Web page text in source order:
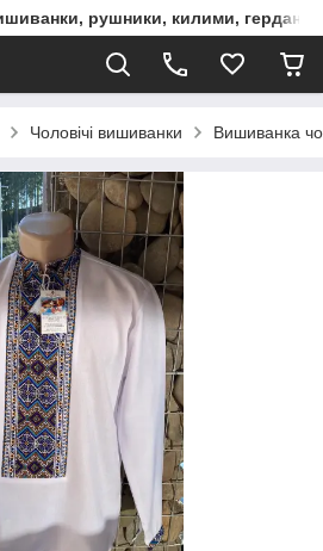
рушники, килими, гердани,
Чоловічі вишиванки Вишиванка